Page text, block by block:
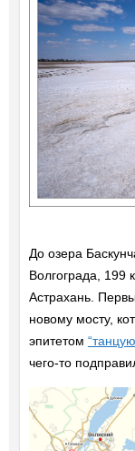
До озера
Волгограда, 199
Астрахань.
новому мосту,
эпитетом
чего-то